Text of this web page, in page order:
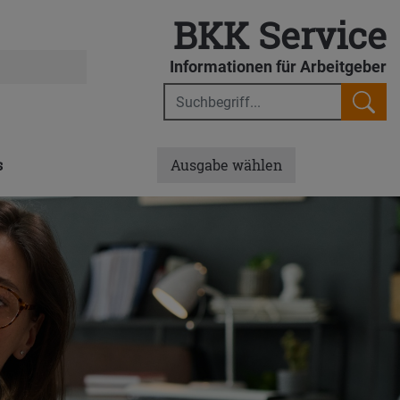
BKK Service
Informationen für Arbeitgeber
und Arbeitsrecht
Ausgabe wählen